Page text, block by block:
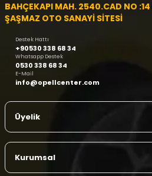
BAHÇEKAPI MAH. 2540.CAD NO
ŞAŞMAZ OTO SANAYİ SİTESİ
Destek Hattı
+90530 338 68 34
Whatsapp Destek
0530 338 68 34
E-Mail
info@opellcenter.com
Üyelik
Kurumsal